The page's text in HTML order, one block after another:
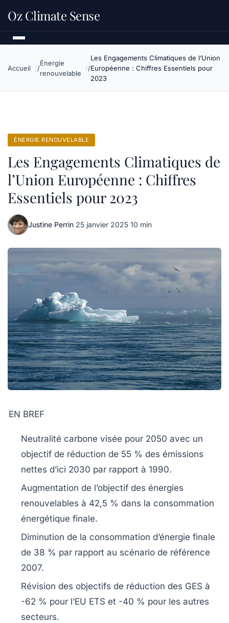
Oz Climate Sense
Accueil
Énergie
renouvelable
Les Engagements Climatiques de l’Union
Européenne : Chiffres Essentiels pour
2023
ÉNERGIE RENOUVELABLE
Les Engagements Climatiques de
l’Union Européenne : Chiffres
Essentiels pour 2023
Justine Perrin·25 janvier 2025·10 min
EN BREF
Neutralité carbone visée pour 2050 avec un
objectif de réduction de 55 % des émissions
nettes d’ici 2030 par rapport à 1990.
Augmentation de l’objectif des énergies
renouvelables à 42,5 % dans la consommation
énergétique finale.
Diminution de la consommation d’énergie finale
de 38 % par rapport au scénario de référence
2007.
Révision des objectifs de réduction des GES à
-62 % pour l’EU ETS et -40 % pour les autres
secteurs.